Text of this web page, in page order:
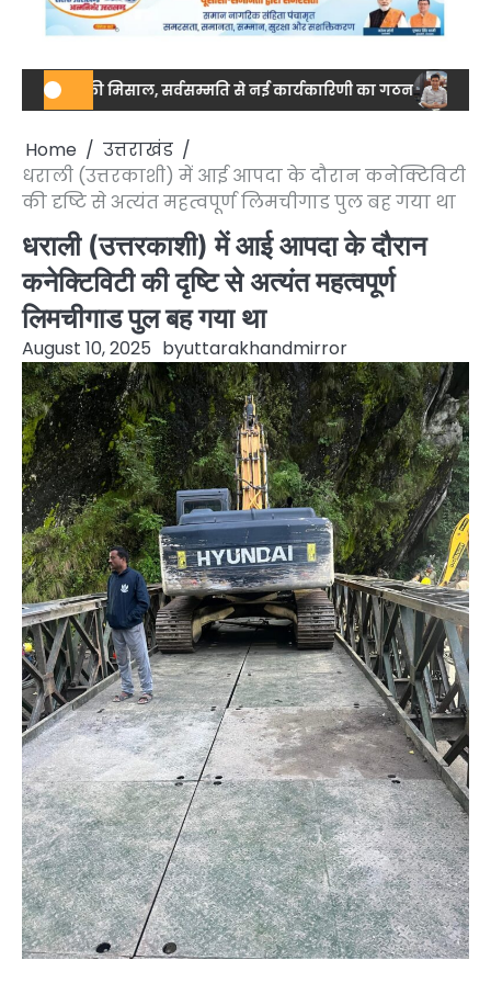
मिसाल, सर्वसम्मति से नई कार्यकारिणी का गठन नेशनल स्तर पर
Home
उत्तराखंड
धराली (उत्तरकाशी) में आई आपदा के दौरान कनेक्टिविटी
की दृष्टि से अत्यंत महत्वपूर्ण लिमचीगाड पुल बह गया था
धराली (उत्तरकाशी) में आई आपदा के दौरान
कनेक्टिविटी की दृष्टि से अत्यंत महत्वपूर्ण
लिमचीगाड पुल बह गया था
August 10, 2025 byuttarakhandmirror